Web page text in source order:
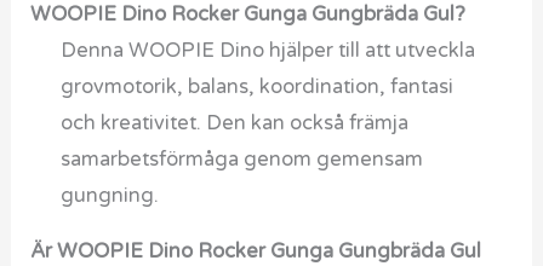
WOOPIE Dino Rocker Gunga Gungbräda Gul?
Denna WOOPIE Dino hjälper till att utveckla
grovmotorik, balans, koordination, fantasi
och kreativitet. Den kan också främja
samarbetsförmåga genom gemensam
gungning.
Är WOOPIE Dino Rocker Gunga Gungbräda Gul